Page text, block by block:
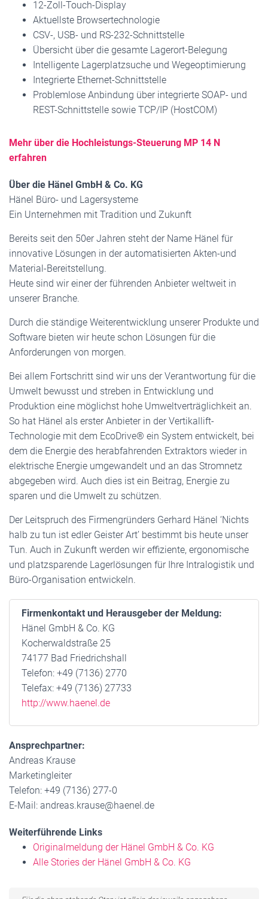
12-Zoll-Touch-Display
Aktuellste Browsertechnologie
CSV-, USB- und RS-232-Schnittstelle
Übersicht über die gesamte Lagerort-Belegung
Intelligente Lagerplatzsuche und Wegeoptimierung
Integrierte Ethernet-Schnittstelle
Problemlose Anbindung über integrierte SOAP- und
REST-Schnittstelle sowie TCP/IP (HostCOM)
Mehr über die Hochleistungs-Steuerung MP 14 N
erfahren
Über die Hänel GmbH & Co. KG
Hänel Büro- und Lagersysteme
Ein Unternehmen mit Tradition und Zukunft
Bereits seit den 50er Jahren steht der Name Hänel für
innovative Lösungen in der automatisierten Akten-und
Material-Bereitstellung.
Heute sind wir einer der führenden Anbieter weltweit in
unserer Branche.
Durch die ständige Weiterentwicklung unserer Produkte und
Software bieten wir heute schon Lösungen für die
Anforderungen von morgen.
Bei allem Fortschritt sind wir uns der Verantwortung für die
Umwelt bewusst und streben in Entwicklung und
Produktion eine möglichst hohe Umweltverträglichkeit an.
So hat Hänel als erster Anbieter in der Vertikallift-
Technologie mit dem EcoDrive® ein System entwickelt, bei
dem die Energie des herabfahrenden Extraktors wieder in
elektrische Energie umgewandelt und an das Stromnetz
abgegeben wird. Auch dies ist ein Beitrag, Energie zu
sparen und die Umwelt zu schützen.
Der Leitspruch des Firmengründers Gerhard Hänel ‘Nichts
halb zu tun ist edler Geister Art’ bestimmt bis heute unser
Tun. Auch in Zukunft werden wir effiziente, ergonomische
und platzsparende Lagerlösungen für Ihre Intralogistik und
Büro-Organisation entwickeln.
Firmenkontakt und Herausgeber der Meldung:
Hänel GmbH & Co. KG
Kocherwaldstraße 25
74177 Bad Friedrichshall
Telefon: +49 (7136) 2770
Telefax: +49 (7136) 27733
http://www.haenel.de
Ansprechpartner:
Andreas Krause
Marketingleiter
Telefon: +49 (7136) 277-0
E-Mail: andreas.krause@haenel.de
Weiterführende Links
Originalmeldung der Hänel GmbH & Co. KG
Alle Stories der Hänel GmbH & Co. KG